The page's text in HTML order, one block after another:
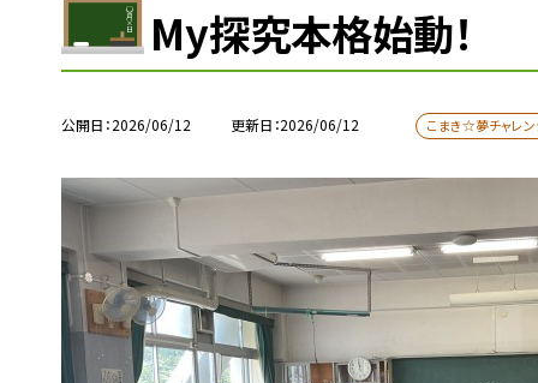
My探究本格始動！
公開日 2026/06/12 更新日 2026/06/12 こまき☆夢チャレ